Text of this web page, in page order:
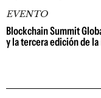
EVENTO
Blockchain Summit
y la tercera edición de